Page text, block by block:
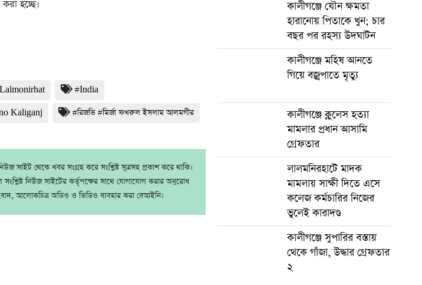
হচ্ছে।
#India
Kaliganj #রিজভি #মির্জা ফখরুল ইসলাম আলমগীর
সাইট থেকে খবর সংগ্রহ করে সংশ্লিষ্ট সূত্রসহ প্রকাশ করে থাকি।
নিউজ সাইটের কর্তৃপক্ষের সাথে যোগাযোগ করার অনুরোধ
আলোকচিত্র অডিও ও ভিডিও ব্যবহার করা বেআইনি।
কালীগঞ্জে যৌন ক্ষমতা
হারানোয় পিতাকে খুন; চার
বছর পর রহস্য উদঘাটন
কালীগঞ্জে মহিষ আনতে
গিয়ে বজ্রপাতে মৃত্যু
কালীগঞ্জে ক্লুলেস হত্যা
মামলার প্রধান আসামি
গ্রেফতার
লালমনিরহাটে মাদক
মামলায় সাক্ষী দিতে এসে
কলেজ কর্মচারির নিজের
ভুলেই কারাদণ্ড
কালীগঞ্জে সুপারির বস্তায়
থেকে গাঁজা, উদ্ধার গ্রেফতার
২